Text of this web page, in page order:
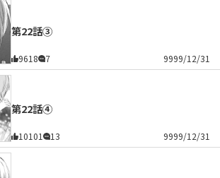
第22話③
9618 7 9999/12/31
第22話④
10101 13 9999/12/31